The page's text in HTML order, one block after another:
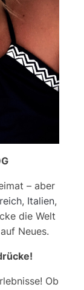
– aber
, Italien,
die Welt
Neues.
Ob